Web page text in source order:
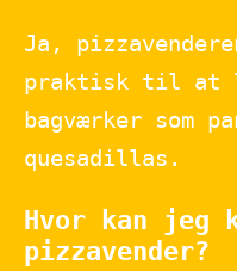
Ja,
praktisk til at
bagværker som
quesadillas.
Hvor kan jeg
pizzavender?